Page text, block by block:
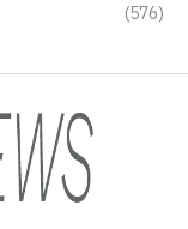
(576)